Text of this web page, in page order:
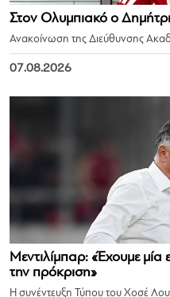
Στον Ολυμπιακό ο
Ανακοίνωση της Διεύθυνσης
07.08.2026
Μεντιλίμπαρ: «Έχουμε
την πρόκριση»
Η συνέντευξη Τύπου του Χοσέ